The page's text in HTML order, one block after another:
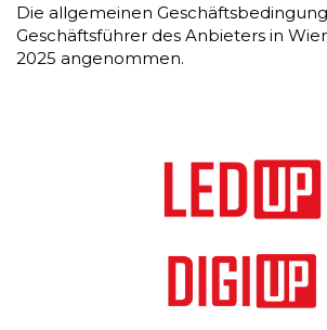
Die allgemeinen
Geschäftsführer des Anbieters in
2025 angenommen.